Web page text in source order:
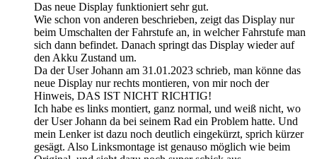
Das neue Display funktioniert sehr gut.
Wie schon von anderen beschrieben, zeigt das Display nur
beim Umschalten der Fahrstufe an, in welcher Fahrstufe man
sich dann befindet. Danach springt das Display wieder auf
den Akku Zustand um.
Da der User Johann am 31.01.2023 schrieb, man könne das
neue Display nur rechts montieren, von mir noch der
Hinweis, DAS IST NICHT RICHTIG!
Ich habe es links montiert, ganz normal, und weiß nicht, wo
der User Johann da bei seinem Rad ein Problem hatte. Und
mein Lenker ist dazu noch deutlich eingekürzt, sprich kürzer
gesägt. Also Linksmontage ist genauso möglich wie beim